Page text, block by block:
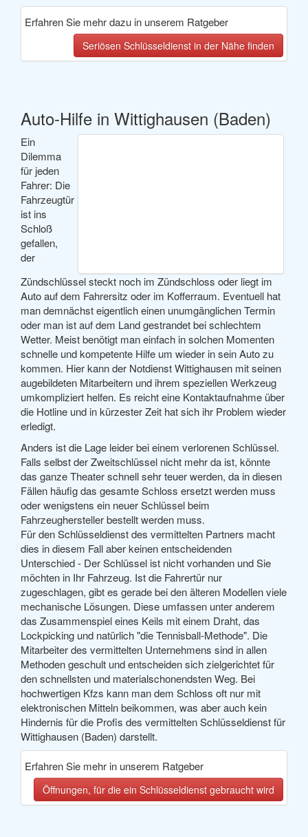
Erfahren Sie mehr dazu in unserem Ratgeber
Seriösen Schlüsseldienst in der Nähe finden
Auto-Hilfe in Wittighausen (Baden)
Ein
Dilemma
für jeden
Fahrer: Die
Fahrzeugtür
ist ins
Schloß
gefallen,
der
Zündschlüssel steckt noch im Zündschloss oder liegt im
Auto auf dem Fahrersitz oder im Kofferraum. Eventuell hat
man demnächst eigentlich einen unumgänglichen Termin
oder man ist auf dem Land gestrandet bei schlechtem
Wetter. Meist benötigt man einfach in solchen Momenten
schnelle und kompetente Hilfe um wieder in sein Auto zu
kommen. Hier kann der Notdienst Wittighausen mit seinen
augebildeten Mitarbeitern und ihrem speziellen Werkzeug
umkompliziert helfen. Es reicht eine Kontaktaufnahme über
die Hotline und in kürzester Zeit hat sich ihr Problem wieder
erledigt.
Anders ist die Lage leider bei einem verlorenen Schlüssel.
Falls selbst der Zweitschlüssel nicht mehr da ist, könnte
das ganze Theater schnell sehr teuer werden, da in diesen
Fällen häufig das gesamte Schloss ersetzt werden muss
oder wenigstens ein neuer Schlüssel beim
Fahrzeughersteller bestellt werden muss.
Für den Schlüsseldienst des vermittelten Partners macht
dies in diesem Fall aber keinen entscheidenden
Unterschied - Der Schlüssel ist nicht vorhanden und Sie
möchten in Ihr Fahrzeug. Ist die Fahrertür nur
zugeschlagen, gibt es gerade bei den älteren Modellen viele
mechanische Lösungen. Diese umfassen unter anderem
das Zusammenspiel eines Keils mit einem Draht, das
Lockpicking und natürlich "die Tennisball-Methode". Die
Mitarbeiter des vermittelten Unternehmens sind in allen
Methoden geschult und entscheiden sich zielgerichtet für
den schnellsten und materialschonendsten Weg. Bei
hochwertigen Kfzs kann man dem Schloss oft nur mit
elektronischen Mitteln beikommen, was aber auch kein
Hindernis für die Profis des vermittelten Schlüsseldienst für
Wittighausen (Baden) darstellt.
Erfahren Sie mehr in unserem Ratgeber
Öffnungen, für die ein Schlüsseldienst gebraucht wird